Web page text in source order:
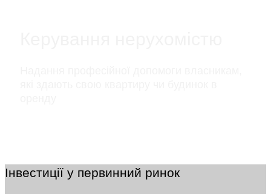
Інвестиції у первинний ринок